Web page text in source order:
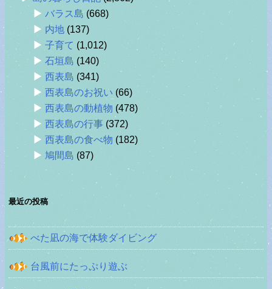
バラス島 (668)
内地 (137)
子育て (1,012)
石垣島 (140)
西表島 (341)
西表島のお祝い (66)
西表島の動植物 (478)
西表島の行事 (372)
西表島の食べ物 (182)
鳩間島 (87)
最近の投稿
べた凪の海で体験ダイビング
台風前にたっぷり遊ぶ